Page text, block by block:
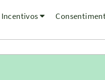
Incentivos